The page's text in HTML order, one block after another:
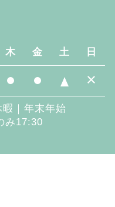
木 金 土 日
×
｜年末年始
み17:30